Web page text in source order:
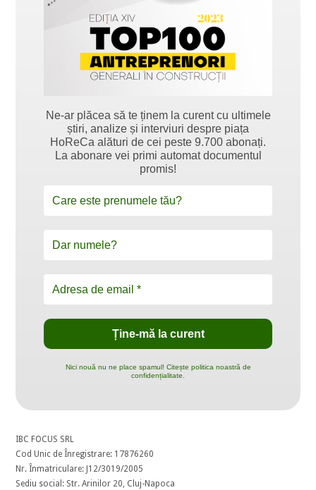
Ne-ar plăcea să te ținem la curent cu ultimele
știri, analize și interviuri despre piața
HoReCa alături de cei peste 9.700 abonați.
La abonare vei primi automat documentul
promis!
Nici nouă nu ne place spamul! Citește politica noastră de
confidențialitate.
IBC FOCUS SRL
Cod Unic de Înregistrare: 17876260
Nr. Înmatriculare: J12/3019/2005
Sediu social: Str. Arinilor 20, Cluj-Napoca